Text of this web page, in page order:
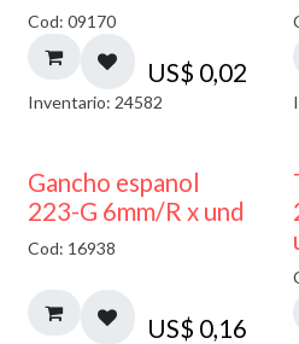
Cod: 09170
US$ 0,02
Inventario: 24582
Gancho espanol
223-G 6mm/R x und
Cod: 16938
US$ 0,16